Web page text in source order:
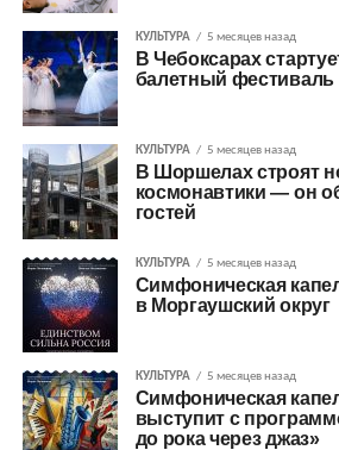
КУЛЬТУРА 5 месяцев назад
В Чебоксарах
балетный фестиваль
КУЛЬТУРА 5 месяцев назад
В Шоршелах строят
космонавтики — он
гостей
КУЛЬТУРА 5 месяцев назад
Симфоническая
в Моргаушский округ
КУЛЬТУРА 5 месяцев назад
Симфоническая
выступит с
до рока через джаз»